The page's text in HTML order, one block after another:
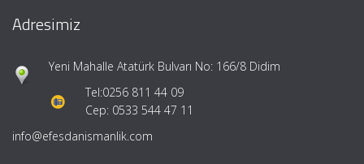
Adresimiz
Yeni Mahalle Atatürk Bulvarı No: 166/8 Didim
Tel:0256 811 44 09
Cep: 0533 544 47 11
info@efesdanismanlik.com